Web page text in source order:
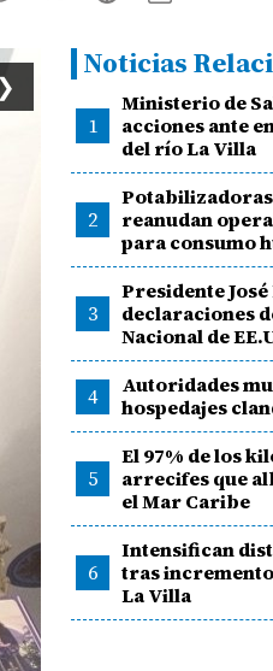
❯
Noticias
1
Ministerio de
acciones ante
del río La Villa
2
Potabilizadoras
reanudan
para consumo
3
Presidente
declaraciones
Nacional de
4
Autoridades
hospedajes
5
El 97% de los
arrecifes que
el Mar Caribe
6
Intensifican
tras
La Villa